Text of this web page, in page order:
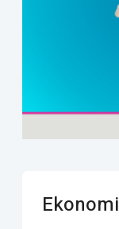
Ekonomi